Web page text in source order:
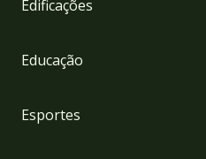
Edificações
Educação
Esportes